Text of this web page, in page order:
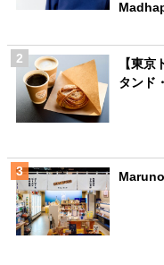
【東
タンド